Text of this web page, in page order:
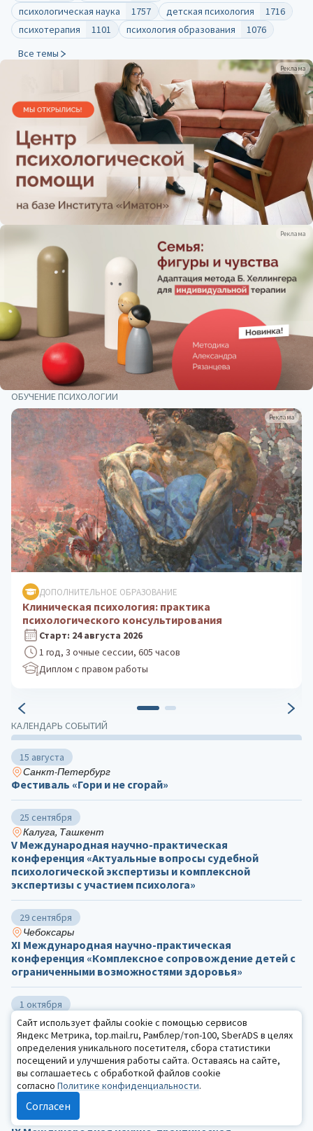
Реклама
Реклама
психологическая наука
1757 детская психология
1716
психотерапия
1101 психология образования
1076
Все темы
КАЛЕНДАРЬ СОБЫТИЙ
15 августа
Санкт-Петербург
Фестиваль «Гори и не сгорай»
25 сентября
Калуга, Ташкент
V Международная научно-практическая
конференция «Актуальные вопросы судебной
психологической экспертизы и комплексной
экспертизы с участием психолога»
29 сентября
Чебоксары
ХΙ Международная научно-практическая
конференция «Комплексное сопровождение детей с
ограниченными возможностями здоровья»
1 октября
Тверь, заочно
I Всероссийский с международным участием научно-
практический симпозиум «Ювенальная
девиантология: актуальные тренды развития,
интеграции и перспективы»
7 — 8 октября
Санкт-Петербург, online
ОБУЧЕНИЕ ПСИХОЛОГИИ
Реклама
ДОПОЛНИТЕЛЬНОЕ ОБРАЗОВАНИЕ
Психологическое консультирование: теория и
практика
Старт: 5 октября 2026
1 год, 3 очные сессии, 605 часов
Диплом с правом работы
Сайт использует файлы cookie с помощью сервисов
Яндекс Метрика, top.mail.ru, Рамблер/топ-100, SberADS в целях
определения уникального посетителя, сбора статистики
посещений и улучшения работы сайта. Оставаясь на сайте,
вы соглашаетесь с обработкой файлов cookie
согласно Политике конфиденциальности.
Согласен